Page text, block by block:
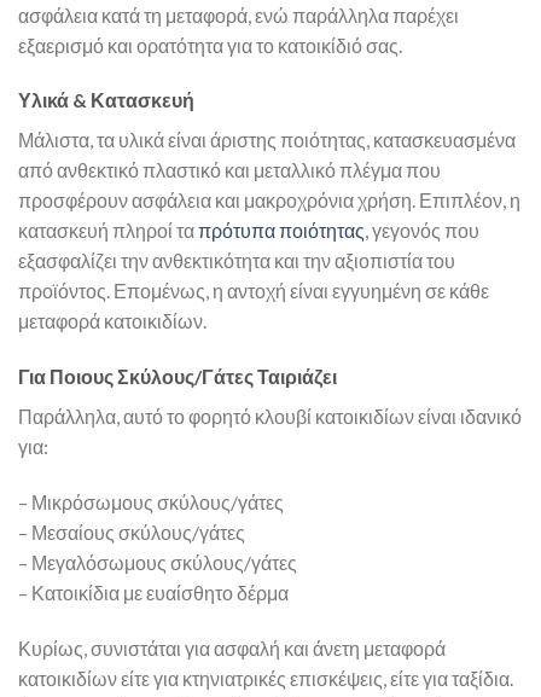
ασφάλεια κατά τη μεταφορά, ενώ παράλληλα παρέχει
εξαερισμό και ορατότητα για το κατοικίδιό σας.
Υλικά & Κατασκευή
Μάλιστα, τα υλικά είναι άριστης ποιότητας, κατασκευασμένα
από ανθεκτικό πλαστικό και μεταλλικό πλέγμα που
προσφέρουν ασφάλεια και μακροχρόνια χρήση. Επιπλέον, η
κατασκευή πληροί ταπρότυπα ποιότητας, γεγονός που
εξασφαλίζει την ανθεκτικότητα και την αξιοπιστία του
προϊόντος. Επομένως, η αντοχή είναι εγγυημένη σε κάθε
μεταφορά κατοικιδίων.
Για Ποιους Σκύλους/Γάτες Ταιριάζει
Παράλληλα, αυτό το φορητό κλουβί κατοικιδίων είναι ιδανικό
για:
– Μικρόσωμους σκύλους/γάτες
– Μεσαίους σκύλους/γάτες
– Μεγαλόσωμους σκύλους/γάτες
– Κατοικίδια με ευαίσθητο δέρμα
Κυρίως, συνιστάται για ασφαλή και άνετη μεταφορά
κατοικιδίων είτε για κτηνιατρικές επισκέψεις, είτε για ταξίδια.